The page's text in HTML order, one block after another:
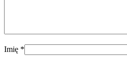
Imię *